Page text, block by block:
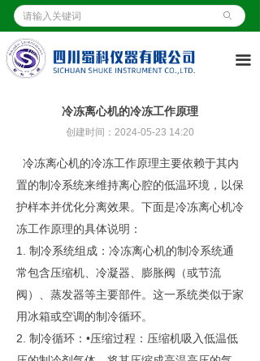
ꄙ
끀
ꀇ 首页
ꀶ 关于我们
客户案例
ꂓ 新闻资讯
ꀧ 资质证书
ꄤ 操作视频
ꂅ 联系我们
冷冻离心机的冷冻工作原理
冷冻离心机的冷冻工作原理主要依赖于其内
置的制冷系统来维持离心腔的低温环境，以保
护样本并优化分离效果。下面是冷冻离心机冷
冻工作原理的具体说明：
1. 制冷系统组成：冷冻离心机的制冷系统通
常包含压缩机、冷凝器、膨胀阀（或节流
阀）、蒸发器等主要部件。这一系统类似于家
用冰箱或空调的制冷循环。
2. 制冷循环：•压缩过程：压缩机吸入低温低
创建时间： 2024-05-23 14:20